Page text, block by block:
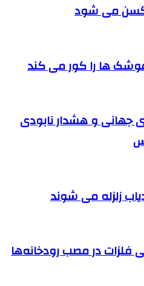
می شود
موشک ها را کور می کند
جهانی و هشدار نابودی
زلزله می شوند
فلزات در مصب‌ رودخانه‌ها